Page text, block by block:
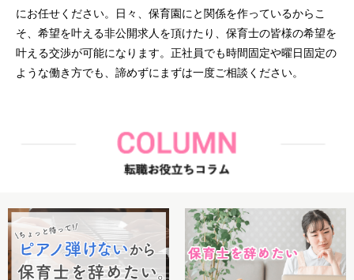
にお任せください。日々、保育園にと関係を作っているからこ
そ、希望を叶える非公開求人を頂けたり、保育士の皆様の希望を
叶える交渉が可能になります。正社員でも時間固定や曜日固定の
ような働き方でも、諦めずにまずは一度ご相談ください。